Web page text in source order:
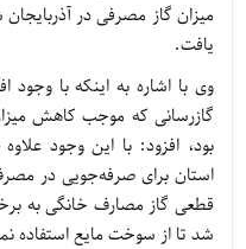
یافت.
وی با اشاره به اینکه با
گازرسانی که موجب کاهش
بود، افزود: با این وجود
استان برای صرفه‌جویی در
قطعی گاز مصارف خانگی به
شد تا از سوخت مایع استفاده